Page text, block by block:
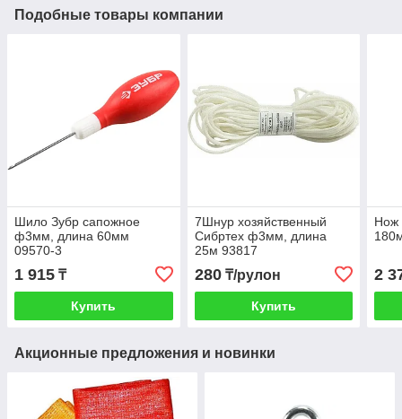
Подобные товары компании
Шило Зубр сапожное
ф3мм, длина 60мм
09570-3
1 915 ₸
Купить
7Шнур хозяйственный
Сибртех ф3мм, длина
25м 93817
280₸/рулон
Купить
Нож
2
Акционные предложения и новинки